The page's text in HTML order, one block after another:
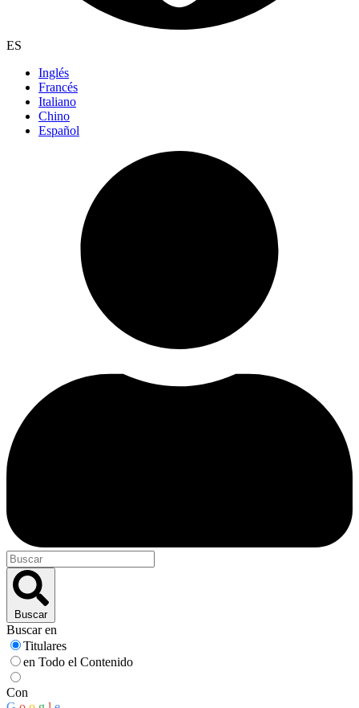
ES
Inglés
Francés
Italiano
Chino
Español
Buscar
Buscar en
Titulares
en Todo el Contenido
Con